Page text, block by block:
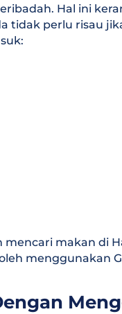
Hal ini
tidak perlu risau
makan di
menggunakan